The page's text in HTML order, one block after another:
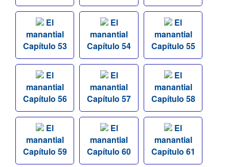
El
manantial
Capítulo 53
El
manantial
Capítulo 54
El
manantial
Capítulo 55
El
manantial
Capítulo 56
El
manantial
Capítulo 57
El
manantial
Capítulo 58
El
manantial
Capítulo 59
El
manantial
Capítulo 60
El
manantial
Capítulo 61